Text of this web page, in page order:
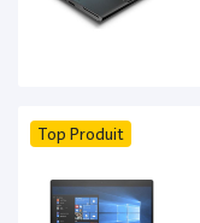
Top Produit